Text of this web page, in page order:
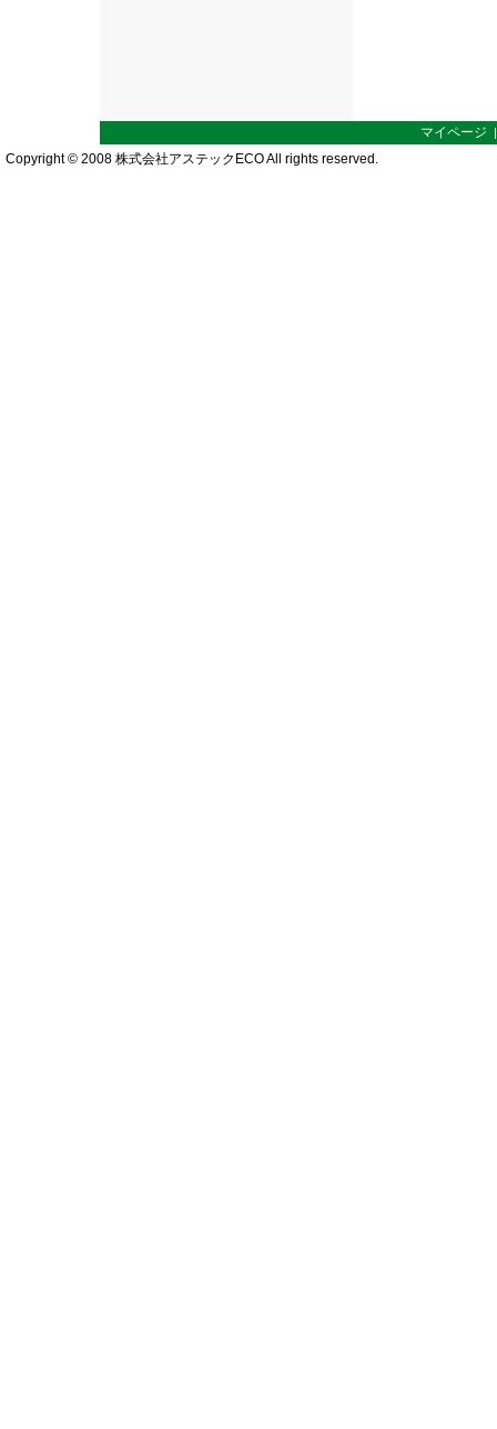
マイページ
Copyright © 2008 株式会社アステックECO All rights reserved.